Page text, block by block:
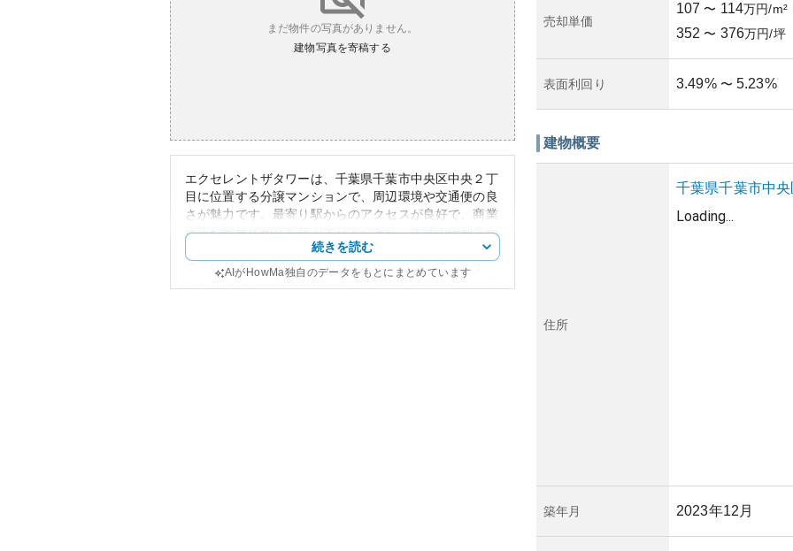
まだ物件の写真がありません。
建物写真を寄稿する
エクセレントザタワーは、千葉県千葉市中央区中央２丁
目に位置する分譲マンションで、周辺環境や交通便の良
さが魅力です。最寄り駅からのアクセスが良好で、商業
施設や飲食店が立ち並ぶエリアにあり、生活の便利さが
高いといえます。外観はモダンで高層のデザインが特徴
で、住む人に高級感と快適な住環境を提供しています。
続きを読む
AIがHowMa独自のデータをもとにまとめています
売却単価
107 〜 114万円/m²
352 〜 376万円/坪
表面利回り 3.49% 〜 5.23%
建物概要
住所
千葉県千葉市中
Loading...
築年月 2023年12月